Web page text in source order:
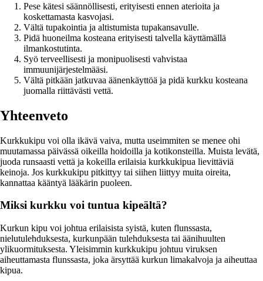
Pese kätesi säännöllisesti, erityisesti ennen aterioita ja
koskettamasta kasvojasi.
Vältä tupakointia ja altistumista tupakansavulle.
Pidä huoneilma kosteana erityisesti talvella käyttämällä
ilmankostutinta.
Syö terveellisesti ja monipuolisesti vahvistaa
immuunijärjestelmääsi.
Vältä pitkään jatkuvaa äänenkäyttöä ja pidä kurkku kosteana
juomalla riittävästi vettä.
Yhteenveto
Kurkkukipu voi olla ikävä vaiva, mutta useimmiten se menee ohi
muutamassa päivässä oikeilla hoidoilla ja kotikonsteilla. Muista levätä,
juoda runsaasti vettä ja kokeilla erilaisia kurkkukipua lievittäviä
keinoja. Jos kurkkukipu pitkittyy tai siihen liittyy muita oireita,
kannattaa kääntyä lääkärin puoleen.
Miksi kurkku voi tuntua kipeältä?
Kurkun kipu voi johtua erilaisista syistä, kuten flunssasta,
nielutulehduksesta, kurkunpään tulehduksesta tai äänihuulten
ylikuormituksesta. Yleisimmin kurkkukipu johtuu viruksen
aiheuttamasta flunssasta, joka ärsyttää kurkun limakalvoja ja aiheuttaa
kipua.